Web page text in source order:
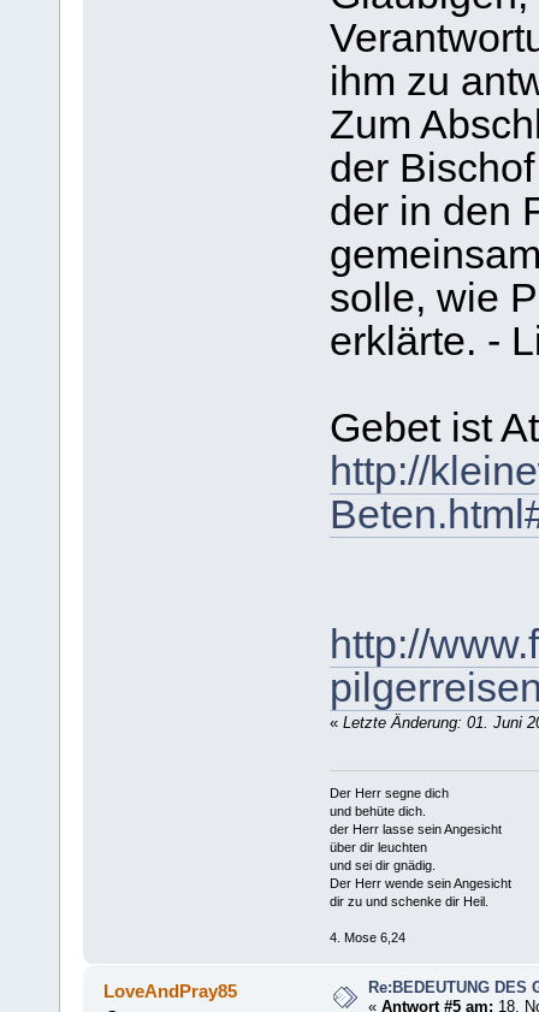
ihm zu
Zum
der
der in den
solle, wie
erklärte. -
Gebet ist
http://
http://
« Letzte Änderung: 01. Juni
Der Herr segne dich
und behüte dich.
der Herr lasse sein Angesicht
über dir leuchten
und sei dir gnädig.
Der Herr wende sein Angesicht
dir zu und schenke dir Heil.
4. Mose 6,24
LoveAndPray85
Re:BEDEUTUNG DES
«Antwort #5 am: 18.